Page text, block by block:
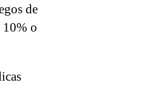
de
o